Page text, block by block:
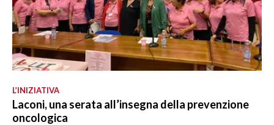
L’INIZIATIVA
Laconi, una serata all’insegna della prevenzione
oncologica